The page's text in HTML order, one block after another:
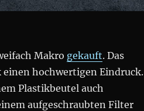
Makro gekauft. Das
hochwertigen Eindruck.
Plastikbeutel auch
aufgeschraubten Filter